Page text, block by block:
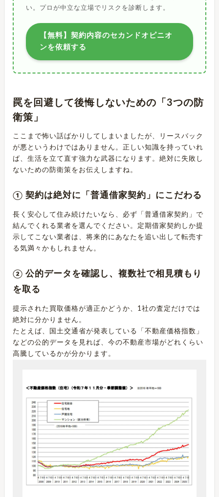
い。プロが中立な立場でリスクを診断します。
【無料】契約内容のセカンドオピニオ
ンを依頼する
罠を回避して後悔しないための「3つの防
衛策」
ここまで怖い話ばかりしてしまいましたが、リースバック
が悪というわけではありません。正しい知識を持っていれ
ば、生活を立て直す強力な武器になります。絶対に失敗し
ないための防衛策をお伝えしますね。
① 契約は絶対に「普通借家契約」にこだわる
長く安心して住み続けたいなら、必ず「普通借家契約」で
結んでくれる業者を選んでください。定期借家契約しか提
示してこない業者は、将来的にあなたを追い出して転売す
る気満々かもしれません。
② 公的データを確認し、複数社で相見積もり
を取る
提示された買取価格が適正かどうか、1社の査定だけでは
絶対に分かりません。
たとえば、国土交通省が発表している「不動産価格指数」
などの公的データを見れば、今の不動産市場がどれくらい
高騰しているかが分かります。